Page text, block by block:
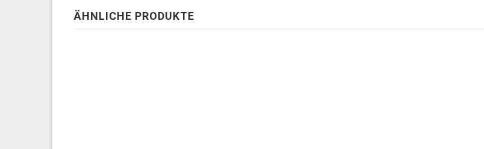
ÄHNLICHE PRODUKTE